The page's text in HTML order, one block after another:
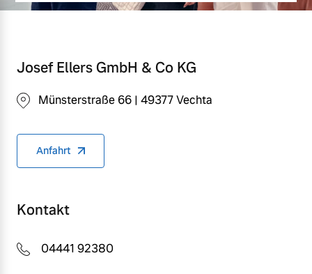
Josef Ellers GmbH & Co KG
Münsterstraße 66 | 49377 Vechta
Anfahrt
Kontakt
04441 92380